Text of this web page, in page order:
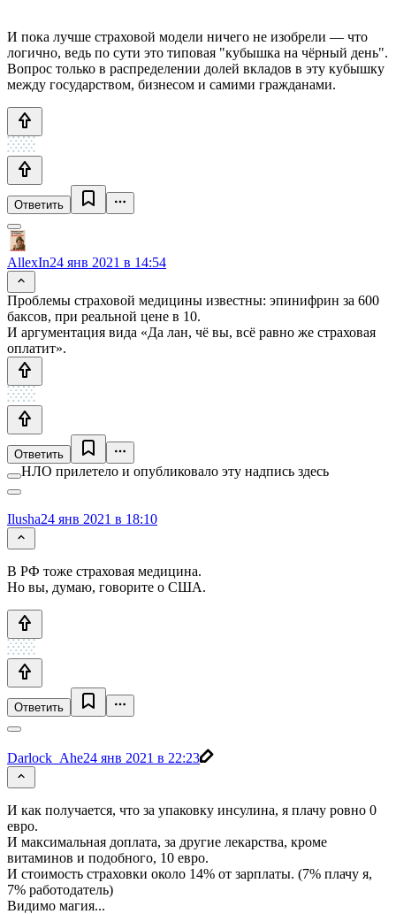
И пока лучше страховой модели ничего не изобрели — что
логично, ведь по сути это типовая "кубышка на чёрный день".
Вопрос только в распределении долей вкладов в эту кубышку
между государством, бизнесом и самими гражданами.
Ответить
AllexIn24 янв 2021 в 14:54
Проблемы страховой медицины известны: эпинифрин за 600
баксов, при реальной цене в 10.
И аргументация вида «Да лан, чё вы, всё равно же страховая
оплатит».
Ответить
НЛО прилетело и опубликовало эту надпись здесь
Ilusha24 янв 2021 в 18:10
В РФ тоже страховая медицина.
Но вы, думаю, говорите о США.
Ответить
Darlock_Ahe24 янв 2021 в 22:23
И как получается, что за упаковку инсулина, я плачу ровно 0
евро.
И максимальная доплата, за другие лекарства, кроме
витаминов и подобного, 10 евро.
И стоимость страховки около 14% от зарплаты. (7% плачу я,
7% работодатель)
Видимо магия...